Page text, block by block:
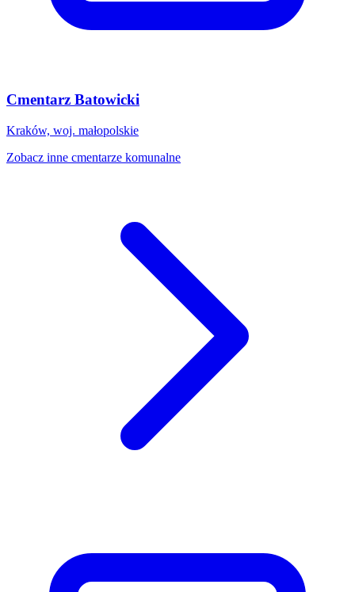
Cmentarz Batowicki
Kraków, woj. małopolskie
Zobacz inne cmentarze komunalne